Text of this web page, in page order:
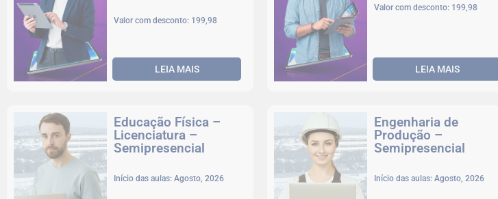
Valor com desconto: 199,98
LEIA MAIS
Valor com desconto: 199,98
LEIA MAIS
Educação Física –
Licenciatura –
Semipresencial
Início das aulas: Agosto, 2026
Engenharia de
Produção –
Semipresencial
Início das aulas: Agosto, 2026